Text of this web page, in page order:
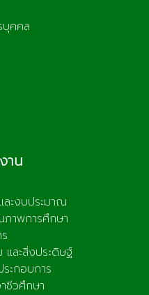
บุคคล
าน
ะงบประมาณ
ภาพการศึกษา
และสิ่งประดิษฐ์
ระกอบการ
ชีวศึกษา